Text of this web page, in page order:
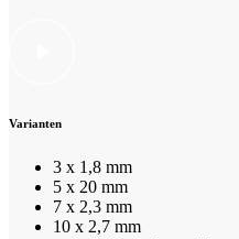
Varianten
3 x 1,8 mm
5 x 20 mm
7 x 2,3 mm
10 x 2,7 mm